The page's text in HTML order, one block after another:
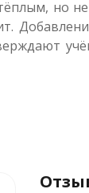
но не